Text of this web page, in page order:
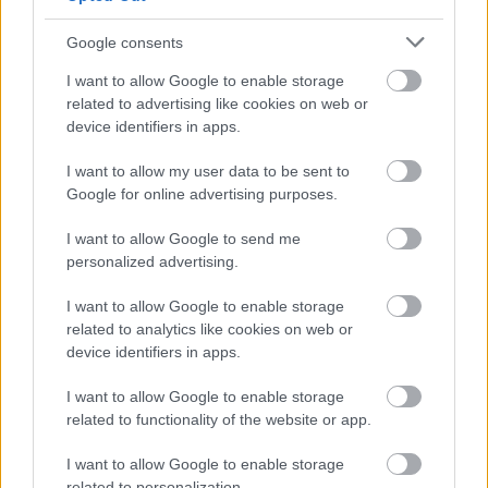
Google consents
I want to allow Google to enable storage
related to advertising like cookies on web or
device identifiers in apps.
I want to allow my user data to be sent to
Google for online advertising purposes.
I want to allow Google to send me
personalized advertising.
I want to allow Google to enable storage
related to analytics like cookies on web or
device identifiers in apps.
I want to allow Google to enable storage
related to functionality of the website or app.
I want to allow Google to enable storage
Mindenki mindenkit ismer. Félamnéziásan.
Gosztonyi lassan eléri a tisztes munkával kiérdemelt
agyérelmeszesedés idejét. Kifogva az időn
visszafiatalodott. Megszűntek hatvan évesen is
elszenvedett kamaszkori gátlásai. Fiatalkorára az
mutat, hogy lendületesen ellenvéleményen van, akár
egyetemista. Olyan lendülettel közli véleményét -
például, hogy Tandori Dezsőből kukkot sem ért -,
mintha a világ legfontosabbja volna, hogy igazul
kivallja véleményeit. Nyolcvan év nem volt elég neki
rá, hogy megtanulja Karinthytól a Ki kérdezett?
egyre-menőségét. (És úgy látszik: mégsem mindegy.
Nagy idők hamis tanúinak hossza során után
Gosztonyi kis idők szabatos tanúvallomását adja.)
Az igazság kedvéért leírandó, Gosztonyi drámái is
kellemetlenül indiszkrétek voltak, de vagy annyi volt
hogy csak átderengett rajtuk az eredeti modell.